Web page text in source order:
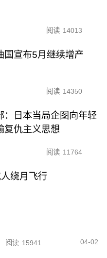
阅读 14013
国宣布5月继续增产
阅读 14350
：日本当局企图向年轻
复仇主义思想
阅读 11764
绕月飞行
阅读 15941 04-02